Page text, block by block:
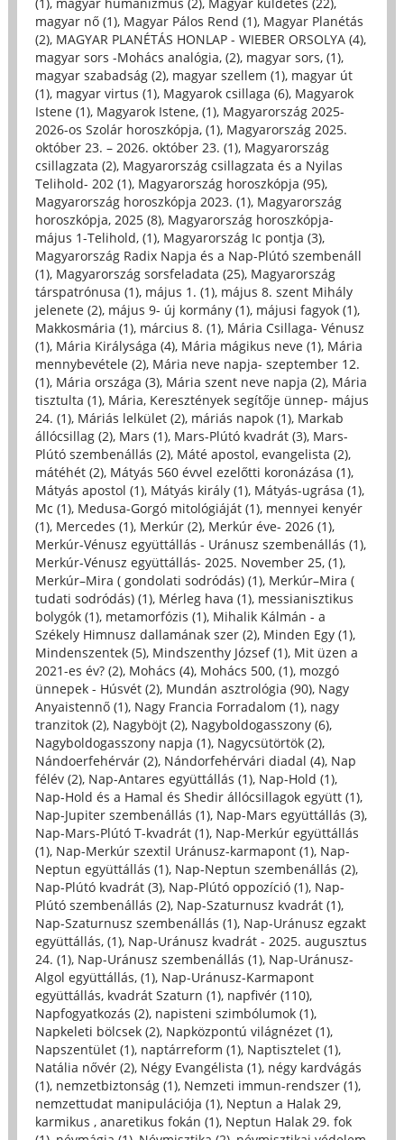
(1), magyar humanizmus (2), Magyar küldetés (22),
magyar nő (1), Magyar Pálos Rend (1), Magyar Planétás
(2), MAGYAR PLANÉTÁS HONLAP - WIEBER ORSOLYA (4),
magyar sors -Mohács analógia, (2), magyar sors, (1),
magyar szabadság (2), magyar szellem (1), magyar út
(1), magyar virtus (1), Magyarok csillaga (6), Magyarok
Istene (1), Magyarok Istene, (1), Magyarország 2025-
2026-os Szolár horoszkópja, (1), Magyarország 2025.
október 23. – 2026. október 23. (1), Magyarország
csillagzata (2), Magyarország csillagzata és a Nyilas
Telihold- 202 (1), Magyarország horoszkópja (95),
Magyarország horoszkópja 2023. (1), Magyarország
horoszkópja, 2025 (8), Magyarország horoszkópja-
május 1-Telihold, (1), Magyarország Ic pontja (3),
Magyarország Radix Napja és a Nap-Plútó szembenáll
(1), Magyarország sorsfeladata (25), Magyarország
társpatrónusa (1), május 1. (1), május 8. szent Mihály
jelenete (2), május 9- új kormány (1), májusi fagyok (1),
Makkosmária (1), március 8. (1), Mária Csillaga- Vénusz
(1), Mária Királysága (4), Mária mágikus neve (1), Mária
mennybevétele (2), Mária neve napja- szeptember 12.
(1), Mária országa (3), Mária szent neve napja (2), Mária
tisztulta (1), Mária, Keresztények segítője ünnep- május
24. (1), Máriás lelkület (2), máriás napok (1), Markab
állócsillag (2), Mars (1), Mars-Plútó kvadrát (3), Mars-
Plútó szembenállás (2), Máté apostol, evangelista (2),
mátéhét (2), Mátyás 560 évvel ezelőtti koronázása (1),
Mátyás apostol (1), Mátyás király (1), Mátyás-ugrása (1),
Mc (1), Medusa-Gorgó mitológiáját (1), mennyei kenyér
(1), Mercedes (1), Merkúr (2), Merkúr éve- 2026 (1),
Merkúr-Vénusz együttállás - Uránusz szembenállás (1),
Merkúr-Vénusz együttállás- 2025. November 25, (1),
Merkúr–Mira ( gondolati sodródás) (1), Merkúr–Mira (
tudati sodródás) (1), Mérleg hava (1), messianisztikus
bolygók (1), metamorfózis (1), Mihalik Kálmán - a
Székely Himnusz dallamának szer (2), Minden Egy (1),
Mindenszentek (5), Mindszenthy József (1), Mit üzen a
2021-es év? (2), Mohács (4), Mohács 500, (1), mozgó
ünnepek - Húsvét (2), Mundán asztrológia (90), Nagy
Anyaistennő (1), Nagy Francia Forradalom (1), nagy
tranzitok (2), Nagyböjt (2), Nagyboldogasszony (6),
Nagyboldogasszony napja (1), Nagycsütörtök (2),
Nándoerfehérvár (2), Nándorfehérvári diadal (4), Nap
félév (2), Nap-Antares együttállás (1), Nap-Hold (1),
Nap-Hold és a Hamal és Shedir állócsillagok együtt (1),
Nap-Jupiter szembenállás (1), Nap-Mars együttállás (3),
Nap-Mars-Plútó T-kvadrát (1), Nap-Merkúr együttállás
(1), Nap-Merkúr szextil Uránusz-karmapont (1), Nap-
Neptun együttállás (1), Nap-Neptun szembenállás (2),
Nap-Plútó kvadrát (3), Nap-Plútó oppozíció (1), Nap-
Plútó szembenállás (2), Nap-Szaturnusz kvadrát (1),
Nap-Szaturnusz szembenállás (1), Nap-Uránusz egzakt
együttállás, (1), Nap-Uránusz kvadrát - 2025. augusztus
24. (1), Nap-Uránusz szembenállás (1), Nap-Uránusz-
Algol együttállás, (1), Nap-Uránusz-Karmapont
együttállás, kvadrát Szaturn (1), napfivér (110),
Napfogyatkozás (2), napisteni szimbólumok (1),
Napkeleti bölcsek (2), Napközpontú világnézet (1),
Napszentület (1), naptárreform (1), Naptisztelet (1),
Natália nővér (2), Négy Evangélista (1), négy kardvágás
(1), nemzetbiztonság (1), Nemzeti immun-rendszer (1),
nemzettudat manipulációja (1), Neptun a Halak 29,
karmikus , anaretikus fokán (1), Neptun Halak 29. fok